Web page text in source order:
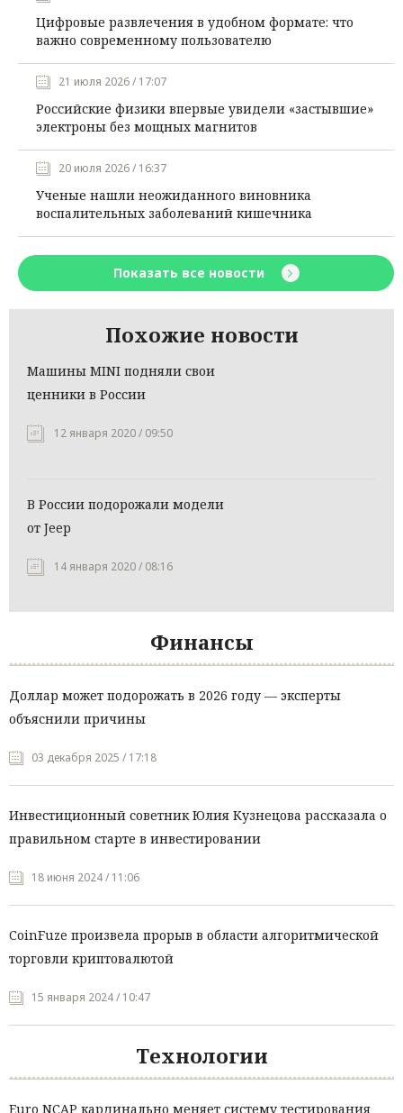
Цифровые развлечения в удобном формате: что
важно современному пользователю
21 июля 2026 / 17:07
Российские физики впервые увидели «застывшие»
электроны без мощных магнитов
20 июля 2026 / 16:37
Ученые нашли неожиданного виновника
воспалительных заболеваний кишечника
Показать все новости
Похожие новости
Машины MINI подняли свои
ценники в России
12 января 2020 / 09:50
В России подорожали модели
от Jeep
14 января 2020 / 08:16
Финансы
Доллар может подорожать в 2026 году — эксперты
объяснили причины
03 декабря 2025 / 17:18
Инвестиционный советник Юлия Кузнецова рассказала о
правильном старте в инвестировании
18 июня 2024 / 11:06
CoinFuze произвела прорыв в области алгоритмической
торговли криптовалютой
15 января 2024 / 10:47
Технологии
Euro NCAP кардинально меняет систему тестирования